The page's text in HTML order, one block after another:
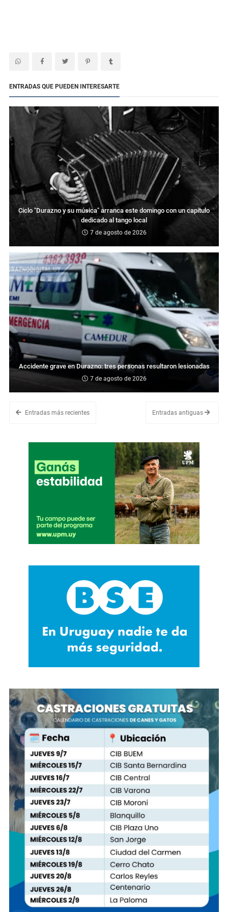
ENTRADAS QUE PUEDEN INTERESARTE
Ciclo "Durazno y su música" arranca este domingo con un capítulo
dedicado al tango local
7 de agosto de 2026
Accidente grave en Durazno: tres personas resultaron lesionadas
7 de agosto de 2026
Entradas más recientes Entradas antiguas